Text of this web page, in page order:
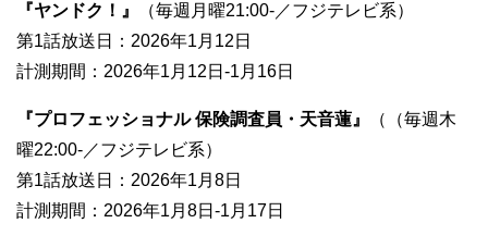
『ヤンドク！』
（毎週月曜21:00-／フジテレビ系）
第1話放送日：2026年1月12日
計測期間：2026年1月12日-1月16日
『プロフェッショナル 保険調査員・天音蓮』
（（毎週木
曜22:00-／フジテレビ系）
第1話放送日：2026年1月8日
計測期間：2026年1月8日-1月17日